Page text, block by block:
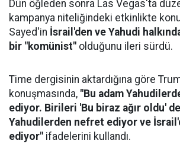
Dün öğleden sonra Las Vegas'ta
kampanya niteliğindeki etkinlikte
Sayed'in İsrail'den ve Yahudi
bir "komünist" olduğunu ileri sürdü.
Time dergisinin aktardığına göre
konuşmasında, "Bu adam
ediyor. Birileri 'Bu biraz ağır oldu'
Yahudilerden nefret ediyor ve
ediyor" ifadelerini kullandı.